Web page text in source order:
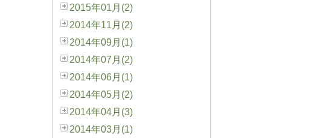
2015年01月(2)
2014年11月(2)
2014年09月(1)
2014年07月(2)
2014年06月(1)
2014年05月(2)
2014年04月(3)
2014年03月(1)